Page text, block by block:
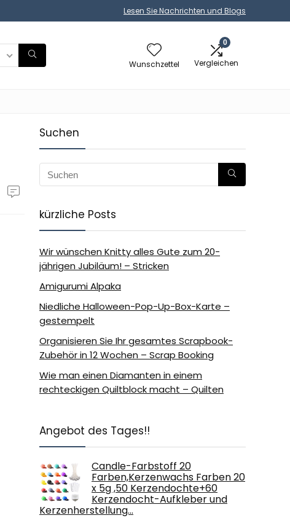
Lesen Sie Nachrichten und Blogs
Wunschzettel
0
Vergleichen
Suchen
kürzliche Posts
Wir wünschen Knitty alles Gute zum 20-
jährigen Jubiläum! – Stricken
Amigurumi Alpaka
Niedliche Halloween-Pop-Up-Box-Karte –
gestempelt
Organisieren Sie Ihr gesamtes Scrapbook-
Zubehör in 12 Wochen – Scrap Booking
Wie man einen Diamanten in einem
rechteckigen Quiltblock macht – Quilten
Angebot des Tages!!
Candle-Farbstoff 20
Farben,Kerzenwachs Farben 20
x 5g ,50 Kerzendochte+60
Kerzendocht-Aufkleber und
Kerzenherstellung…